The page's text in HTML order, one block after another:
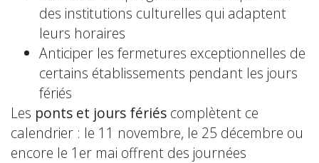
des institutions culturelles qui adaptent
leurs horaires
Anticiper les fermetures exceptionnelles de
certains établissements pendant les jours
fériés
Les ponts et jours fériés complètent ce
calendrier : le 11 novembre, le 25 décembre ou
encore le 1er mai offrent des journées